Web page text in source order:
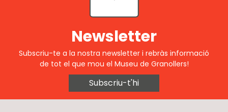
Newsletter
Subscriu-te a la nostra newsletter i rebràs informació
de tot el que mou el Museu de Granollers!
Subscriu-t'hi